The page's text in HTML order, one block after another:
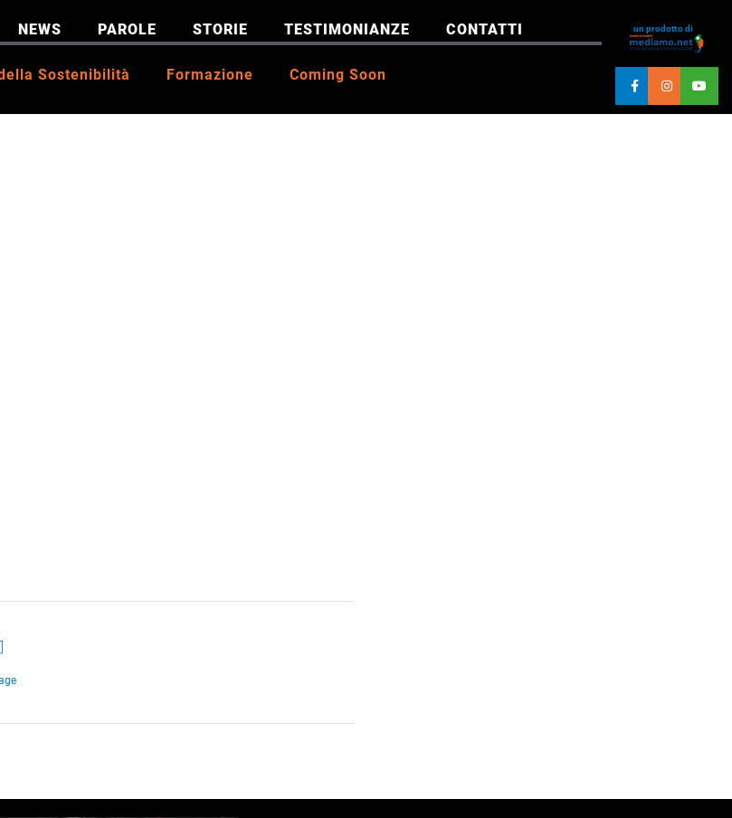
NEWS PAROLE STORIE TESTIMONIANZE CONTATTI
Sostenibilità Formazione Coming Soon
un prodotto di